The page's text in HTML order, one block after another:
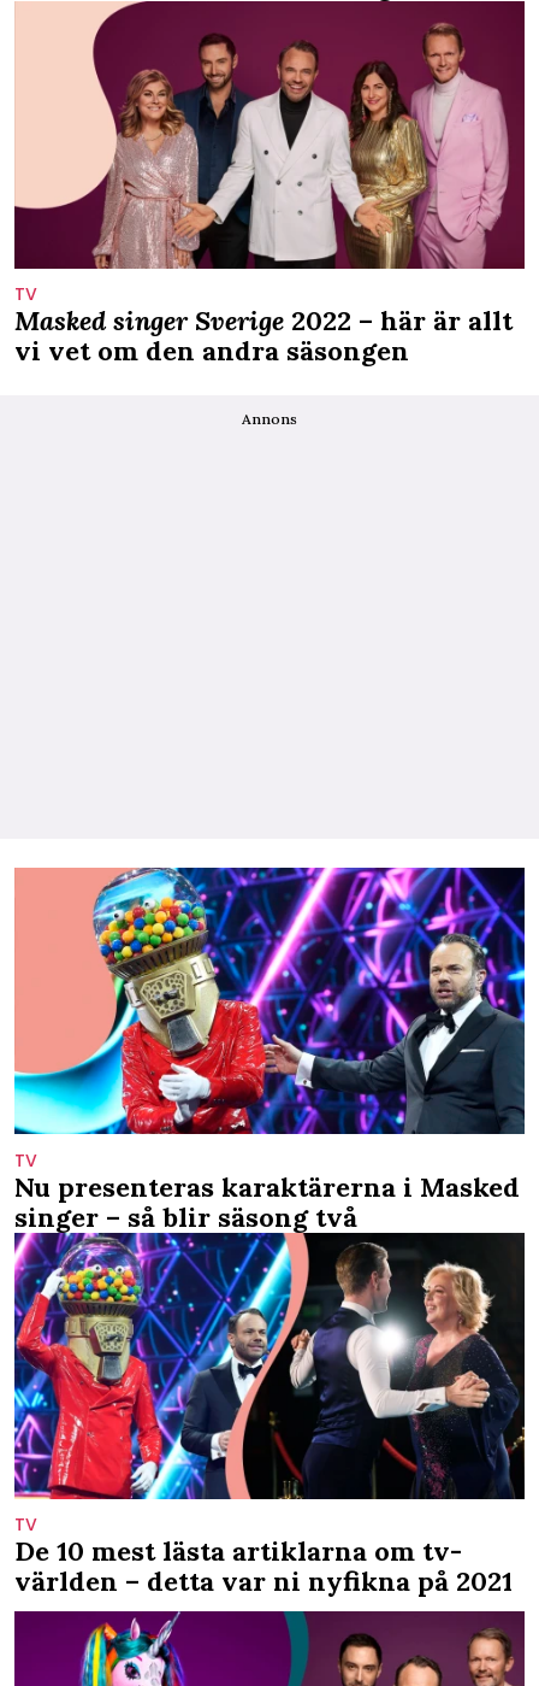
TV
Masked singer Sverige 2022 – här är allt
vi vet om den andra säsongen
Annons
TV
Nu presenteras karaktärerna i Masked
singer – så blir säsong två
TV
De 10 mest lästa artiklarna om tv-
världen – detta var ni nyfikna på 2021